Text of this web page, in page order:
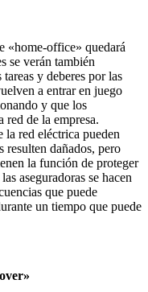
«home-office» quedará
se verán también
y deberes por las
a entrar en juego
y que los
red de la empresa.
la red eléctrica pueden
resulten dañados, pero
la función de proteger
aseguradoras se hacen
que puede
un tiempo que puede